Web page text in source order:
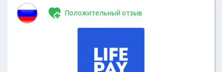
Положительный отзыв